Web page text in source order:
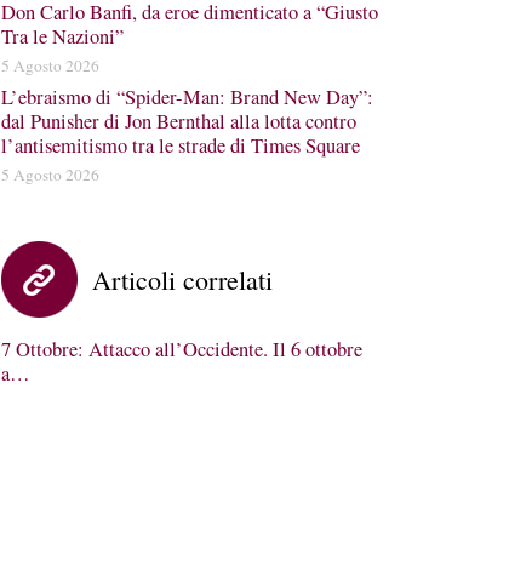
Don Carlo Banfi, da eroe dimenticato a “Giusto
Tra le Nazioni”
5 Agosto 2026
L’ebraismo di “Spider-Man: Brand New Day”:
dal Punisher di Jon Bernthal alla lotta contro
l’antisemitismo tra le strade di Times Square
5 Agosto 2026
Articoli correlati
7 Ottobre: Attacco all’Occidente. Il 6 ottobre
a…